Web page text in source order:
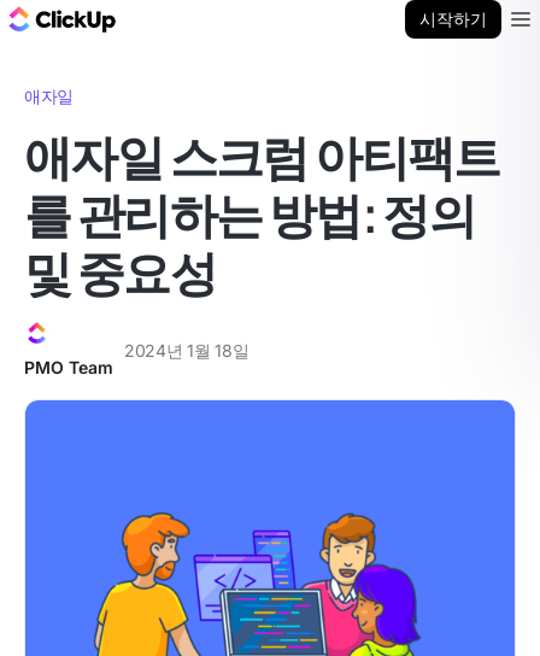
시작하기
애자일
애자일 스크럼 아티팩트
를 관리하는 방법: 정의
및 중요성
PMO Team
2024년 1월 18일